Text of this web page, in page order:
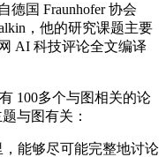
国 Fraunhofer 协会
，他的研究课题主要
AI 科技评论全文编译
100多个与图相关的论
与图有关：
能够尽可能完整地讨论